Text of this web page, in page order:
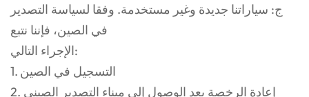
ج: سياراتنا جديدة وغير مستخدمة. وفقا لسياسة التصدير
في الصين، فإننا نتبع
الإجراء التالي:
1. التسجيل في الصين
2. إعادة الرخصة بعد الوصول إلى ميناء التصدير الصيني